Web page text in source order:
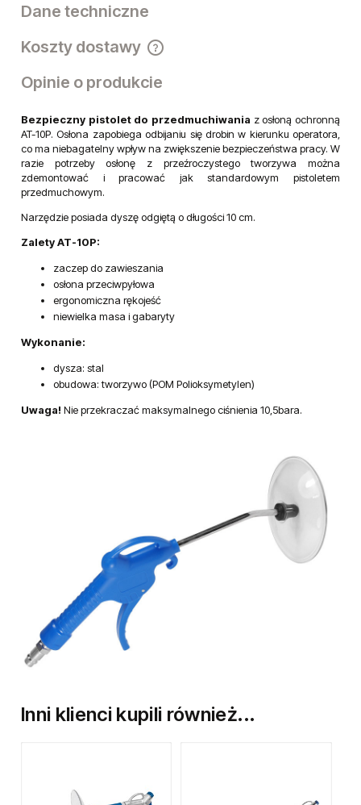
Dane techniczne
Koszty dostawy
Cena nie zawiera ewentualnych kosztów płatności
Opinie o produkcie
Bezpieczny pistolet do przedmuchiwania z osłoną ochronną
AT-10P. Osłona zapobiega odbijaniu się drobin w kierunku operatora,
co ma niebagatelny wpływ na zwiększenie bezpieczeństwa pracy. W
razie potrzeby osłonę z przeźroczystego tworzywa można
zdemontować i pracować jak standardowym pistoletem
przedmuchowym.
Narzędzie posiada dyszę odgiętą o długości 10 cm.
Zalety AT-10P:
zaczep do zawieszania
osłona przeciwpyłowa
ergonomiczna rękojeść
niewielka masa i gabaryty
Wykonanie:
dysza: stal
obudowa: tworzywo (POM Polioksymetylen)
Uwaga! Nie przekraczać maksymalnego ciśnienia 10,5bara.
Inni klienci kupili również...